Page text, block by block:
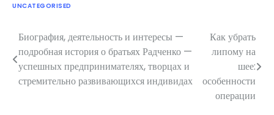
UNCATEGORISED
Навигация
по
записям
Биография, деятельность и интересы —
подробная история о братьях Радченко —
успешных предпринимателях, творцах и
стремительно развивающихся индивидах
Как убрать
липому на
шее:
особенности
операции